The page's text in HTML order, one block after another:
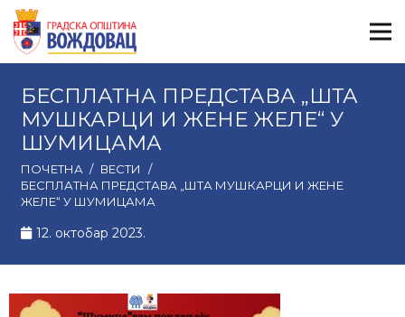
БЕСПЛАТНА ПРЕДСТАВА „ШТА
МУШКАРЦИ И ЖЕНЕ ЖЕЛЕ“ У
ШУМИЦАМА
ПОЧЕТНА / ВЕСТИ
/
БЕСПЛАТНА ПРЕДСТАВА „ШТА МУШКАРЦИ И ЖЕНЕ
ЖЕЛЕ“ У ШУМИЦАМА
12. октобар 2023.